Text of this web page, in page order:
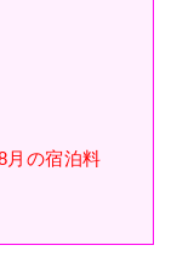
月の宿泊料